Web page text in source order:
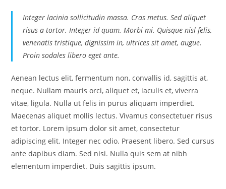
Integer lacinia sollicitudin massa. Cras metus. Sed aliquet
risus a tortor. Integer id quam. Morbi mi. Quisque nisl felis,
venenatis tristique, dignissim in, ultrices sit amet, augue.
Proin sodales libero eget ante.
Aenean lectus elit, fermentum non, convallis id, sagittis at,
neque. Nullam mauris orci, aliquet et, iaculis et, viverra
vitae, ligula. Nulla ut felis in purus aliquam imperdiet.
Maecenas aliquet mollis lectus. Vivamus consectetuer risus
et tortor. Lorem ipsum dolor sit amet, consectetur
adipiscing elit. Integer nec odio. Praesent libero. Sed cursus
ante dapibus diam. Sed nisi. Nulla quis sem at nibh
elementum imperdiet. Duis sagittis ipsum.